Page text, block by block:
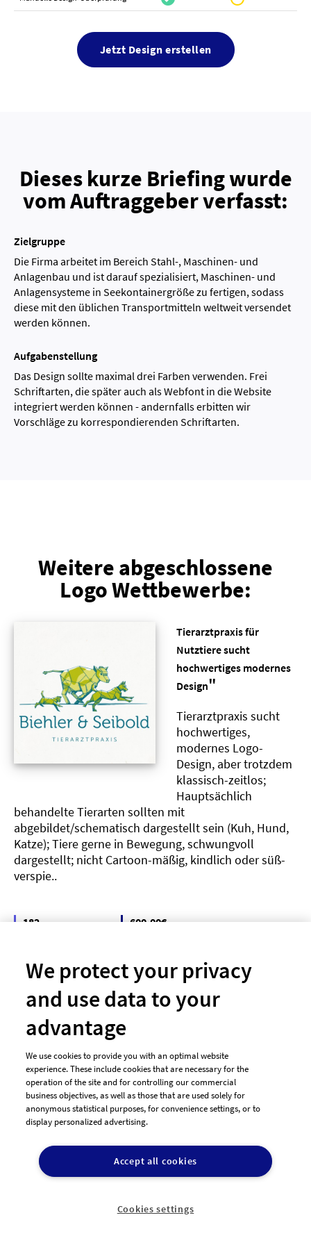
Jetzt Design erstellen
Dieses kurze Briefing wurde
vom Auftraggeber verfasst:
Zielgruppe
Die Firma arbeitet im Bereich Stahl-, Maschinen- und
Anlagenbau und ist darauf spezialisiert, Maschinen- und
Anlagensysteme in Seekontainergröße zu fertigen, sodass
diese mit den üblichen Transportmitteln weltweit versendet
werden können.
Aufgabenstellung
Das Design sollte maximal drei Farben verwenden. Frei
Schriftarten, die später auch als Webfont in die Website
integriert werden können - andernfalls erbitten wir
Vorschläge zu korrespondierenden Schriftarten.
Weitere abgeschlossene
Logo Wettbewerbe:
Tierarztpraxis für
Nutztiere sucht
hochwertiges modernes
Design"
Tierarztpraxis sucht
hochwertiges,
modernes Logo-
Design, aber trotzdem
klassisch-zeitlos;
Hauptsächlich
behandelte Tierarten sollten mit
abgebildet/schematisch dargestellt sein (Kuh, Hund,
Katze); Tiere gerne in Bewegung, schwungvoll
dargestellt; nicht Cartoon-mäßig, kindlich oder süß-
verspie..
182
600,00€
Logo-Design für
Jubiläum der
Wir feiern im Jahr 2020
unser 40-jähriges
Bestehen. Aus diesem
Grund benötigen wir,
neben unserem
Logo, ein zusätzliches
Jubiläumslogo. Unser Name 'Ingenieurkammer
Rheinland Pfalz' sollte verwendet werden und '40
We protect your privacy
and use data to your
advantage
We use cookies to provide you with an optimal website
experience. These include cookies that are necessary for the
operation of the site and for controlling our commercial
business objectives, as well as those that are used solely for
anonymous statistical purposes, for convenience settings, or to
display personalized advertising.
Accept all cookies
Cookies settings